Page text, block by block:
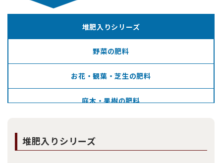
堆肥入りシリーズ
野菜の肥料
お花・観葉・芝生の肥料
庭木・果樹の肥料
単肥シリーズ
堆肥入りシリーズ